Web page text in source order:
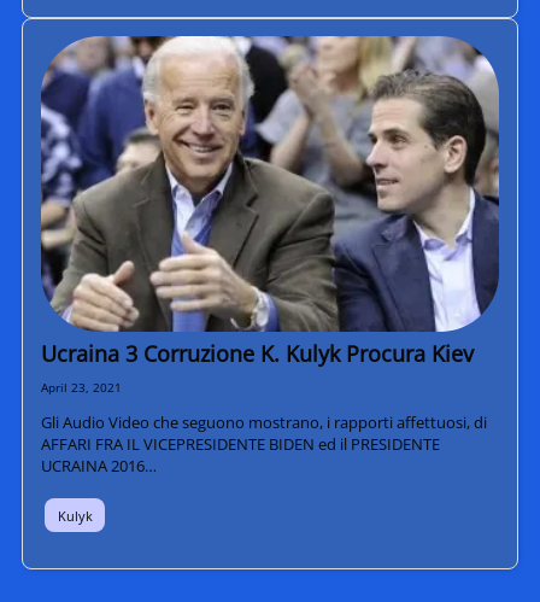
Ucraina 3 Corruzione K. Kulyk Procura Kiev
April 23, 2021
Gli Audio Video che seguono mostrano, i rapporti affettuosi, di
AFFARI FRA IL VICEPRESIDENTE BIDEN ed il PRESIDENTE
UCRAINA 2016…
Kulyk